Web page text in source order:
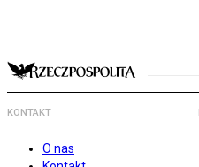
KONTAKT
O nas